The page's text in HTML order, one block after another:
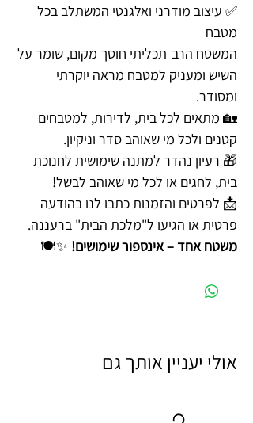
✅ עיצוב מודרני ואלגנטי המשתלב בכל
מטבח
המשטח הרב-תכליתי חוסך מקום, שומר על
השיש ומעניק למטבח מראה יוקרתי
ומסודר.
🏡 מתאים לכל בית, לדירות, למטבחים
קטנים ולכל מי שאוהב סדר וניקיון.
🎁 רעיון נהדר למתנה שימושית לחנוכת
בית, לחגים או לכל מי שאוהב לבשל!
📩 לפרטים והזמנות כתבו לנו בהודעה
פרטית או הגיעו ל"מלכת הבית" ברעננה.
משטח אחד – אינספור שימושים! ✨🍽️
אולי יעניין אותך גם